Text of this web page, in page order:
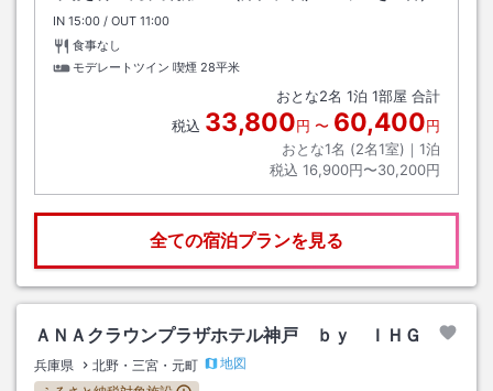
IN チェックイン
15:00 / OUT チェックアウト
11:00
食事なし
モデレートツイン 喫煙 28平米
おとな2名 1泊 1部屋 合計
税込 33,800円 〜 60,400円
おとな1名 (2名1室)｜ 1泊
税込 16,900円〜30,200円
全ての宿泊プランを見る
ＡＮＡクラウンプラザホテル神戸 ｂｙ ＩＨＧ
兵庫県 北野・三宮・元町
地図